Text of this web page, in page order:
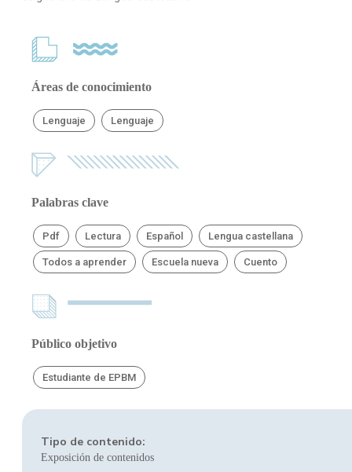
Áreas de conocimiento
Lenguaje Lenguaje
Palabras clave
Pdf Lectura Español Lengua castellana
Todos a aprender Escuela nueva Cuento
Público objetivo
Estudiante de EPBM
Tipo de contenido:
Exposición de contenidos